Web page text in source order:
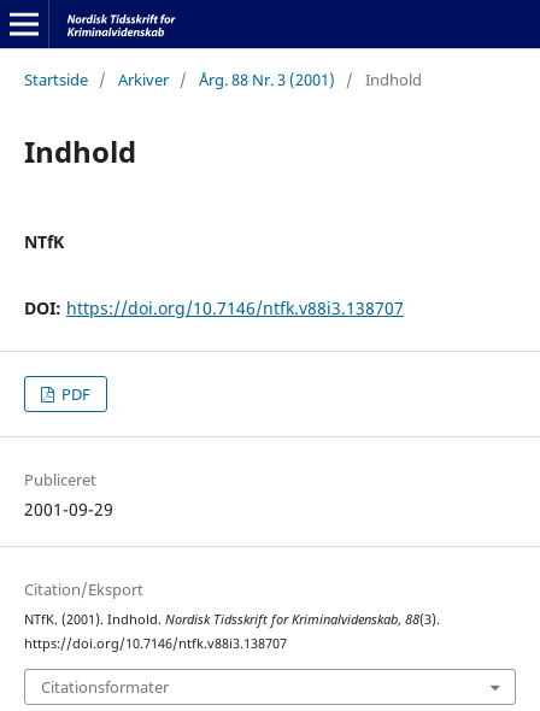
Startside / Arkiver / Årg. 88 Nr. 3 (2001) / Indhold
Indhold
NTfK
DOI: https://doi.org/10.7146/ntfk.v88i3.138707
PDF
Publiceret
2001-09-29
Citation/Eksport
NTfK. (2001). Indhold. Nordisk Tidsskrift for Kriminalvidenskab, 88(3).
https://doi.org/10.7146/ntfk.v88i3.138707
Citationsformater